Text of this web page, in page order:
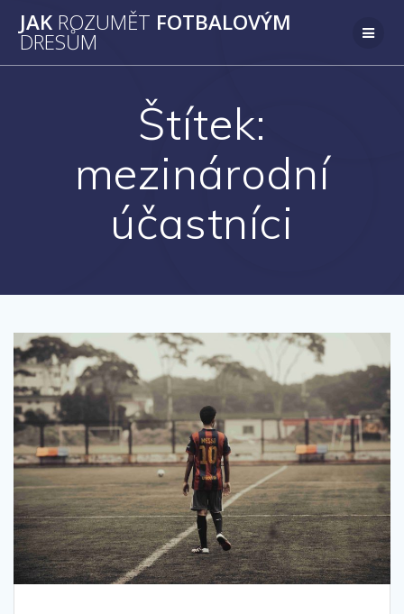
na
JAK ROZUMĚT FOTBALOVÝM
DRESŮM
Štítek:
mezinárodní
účastníci